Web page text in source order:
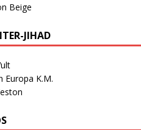
Beige
JIHAD
Europa K.M.